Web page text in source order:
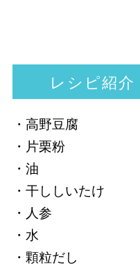
レシピ紹
・高野豆腐
・片栗粉
・油
・干ししいたけ
・人参
・水
・顆粒だし